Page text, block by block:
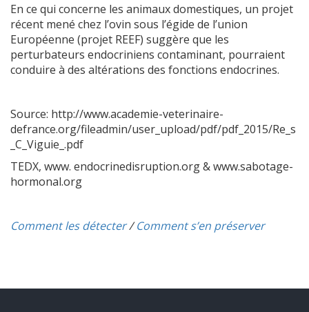
En ce qui concerne les animaux domestiques, un projet
récent mené chez l’ovin sous l’égide de l’union
Européenne (projet REEF) suggère que les
perturbateurs endocriniens contaminant, pourraient
conduire à des altérations des fonctions endocrines.
Source: http://www.academie-veterinaire-
defrance.org/fileadmin/user_upload/pdf/pdf_2015/Re_s
_C_Viguie_.pdf
TEDX, www. endocrinedisruption.org & www.sabotage-
hormonal.org
Comment les détecter/Comment s’en préserver